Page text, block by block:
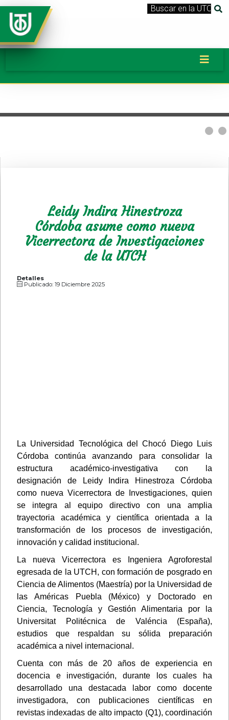
Leidy Indira Hinestroza
Córdoba asume como nueva
Vicerrectora de Investigaciones
de la UTCH
Detalles
Publicado: 19 Diciembre 2025
La Universidad Tecnológica del Chocó Diego Luis
Córdoba continúa avanzando para consolidar la
estructura académico-investigativa con la
designación de Leidy Indira Hinestroza Córdoba
como nueva Vicerrectora de Investigaciones, quien
se integra al equipo directivo con una amplia
trayectoria académica y científica orientada a la
transformación de los procesos de investigación,
innovación y calidad institucional.
La nueva Vicerrectora es Ingeniera Agroforestal
egresada de la UTCH, con formación de posgrado en
Ciencia de Alimentos (Maestría) por la Universidad de
las Américas Puebla (México) y Doctorado en
Ciencia, Tecnología y Gestión Alimentaria por la
Universitat Politécnica de Valéncia (España),
estudios que respaldan su sólida preparación
académica a nivel internacional.
Cuenta con más de 20 años de experiencia en
docencia e investigación, durante los cuales ha
desarrollado una destacada labor como docente
investigadora, con publicaciones científicas en
revistas indexadas de alto impacto (Q1), coordinación